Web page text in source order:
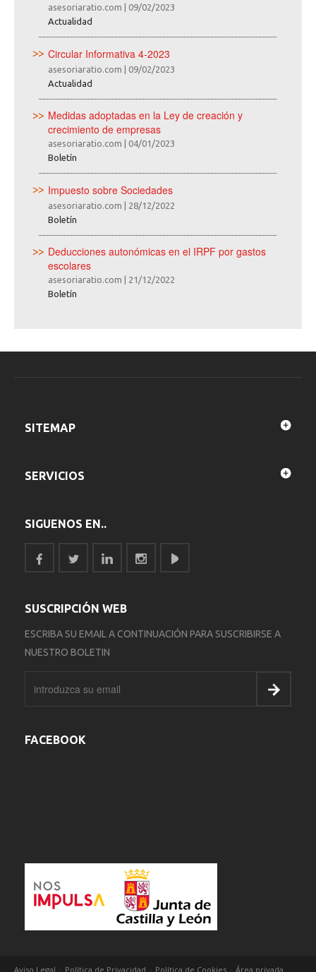
asesoriaratio.com | 09/02/2023
Actualidad
Circular Informativa 4-2023
asesoriaratio.com | 09/02/2023
Actualidad
Medidas adoptadas en la Ley de creación y
crecimiento de empresas
asesoriaratio.com | 04/01/2023
Boletín
Impuesto sobre Sociedades
asesoriaratio.com | 28/12/2022
Boletín
Deducciones autonómicas en el IRPF por gastos
escolares
asesoriaratio.com | 21/12/2022
Boletín
SITEMAP
SERVICIOS
SIGUENOS EN..
SUSCRIPCIÓN WEB
ESCRIBA SU EMAIL A CONTINUACIÓN PARA SUSCRIBIRSE A
NUESTRO BOLETIN
FACEBOOK
Aviso Legal Política de Privacidad Política de Cookies Área privada